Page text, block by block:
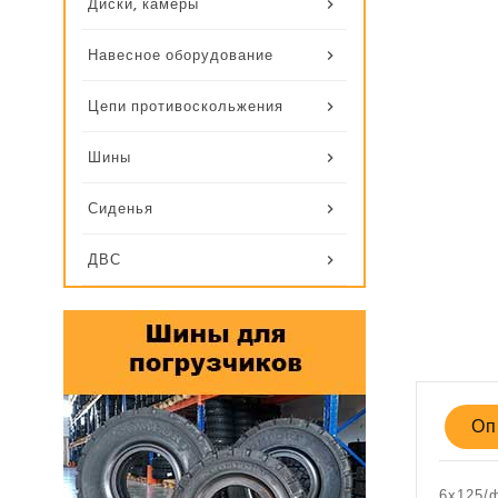
Навесное оборудование
Цепи противоскольжения
Шины
Сиденья
ДВС